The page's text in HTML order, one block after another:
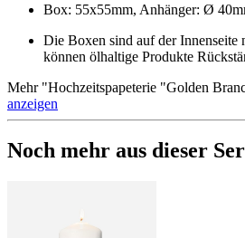
Box: 55x55mm, Anhänger: Ø
Die Boxen sind auf der Innenseite
können ölhaltige Produkte
Mehr"Hochzeitspapeterie "Golden
anzeigen
Noch mehr aus dieser